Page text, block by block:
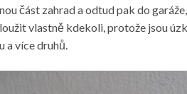
část zahrad a odtud pak do
vlastně kdekoli, protože jsou
a více druhů.